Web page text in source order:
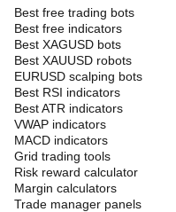
Best free trading bots
Best free indicators
Best XAGUSD bots
Best XAUUSD robots
EURUSD scalping bots
Best RSI indicators
Best ATR indicators
VWAP indicators
MACD indicators
Grid trading tools
Risk reward calculator
Margin calculators
Trade manager panels